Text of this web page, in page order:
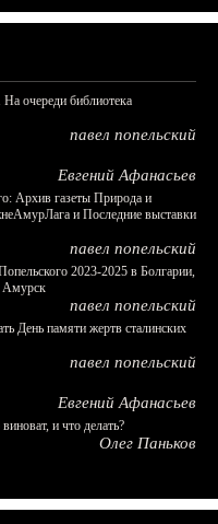
очереди библиотека
павел попельский
Евгений Афанасьев
Архив газеты Природа и
и Последние выставки
павел попельский
2023-2025 в Болгарии,
Амурск
павел попельский
День памяти жертв сталинских
павел попельский
Евгений Афанасьев
и что делать?
Олег Паньков